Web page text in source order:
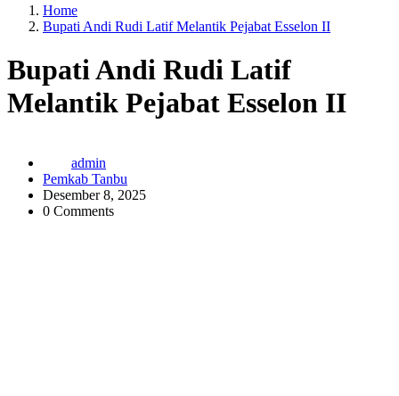
Home
Bupati Andi Rudi Latif Melantik Pejabat Esselon II
Bupati Andi Rudi Latif
Melantik Pejabat Esselon II
admin
Pemkab Tanbu
Desember 8, 2025
0 Comments